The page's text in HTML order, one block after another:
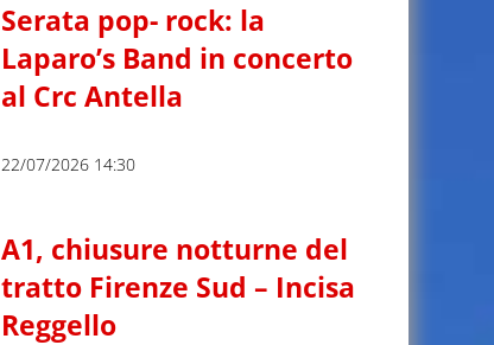
Serata pop- rock: la
Laparo’s Band in concerto
al Crc Antella
22/07/2026 14:30
A1, chiusure notturne del
tratto Firenze Sud – Incisa
Reggello